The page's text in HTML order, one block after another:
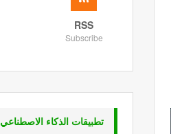
RSS
Subscribe
تطبيقات الذكاء الاصطناعي